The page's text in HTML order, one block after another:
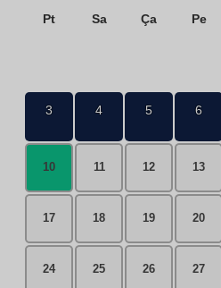
Pt Sa Ça Pe
3 4 5 6
10 11 12 13
17 18 19 20
24 25 26 27